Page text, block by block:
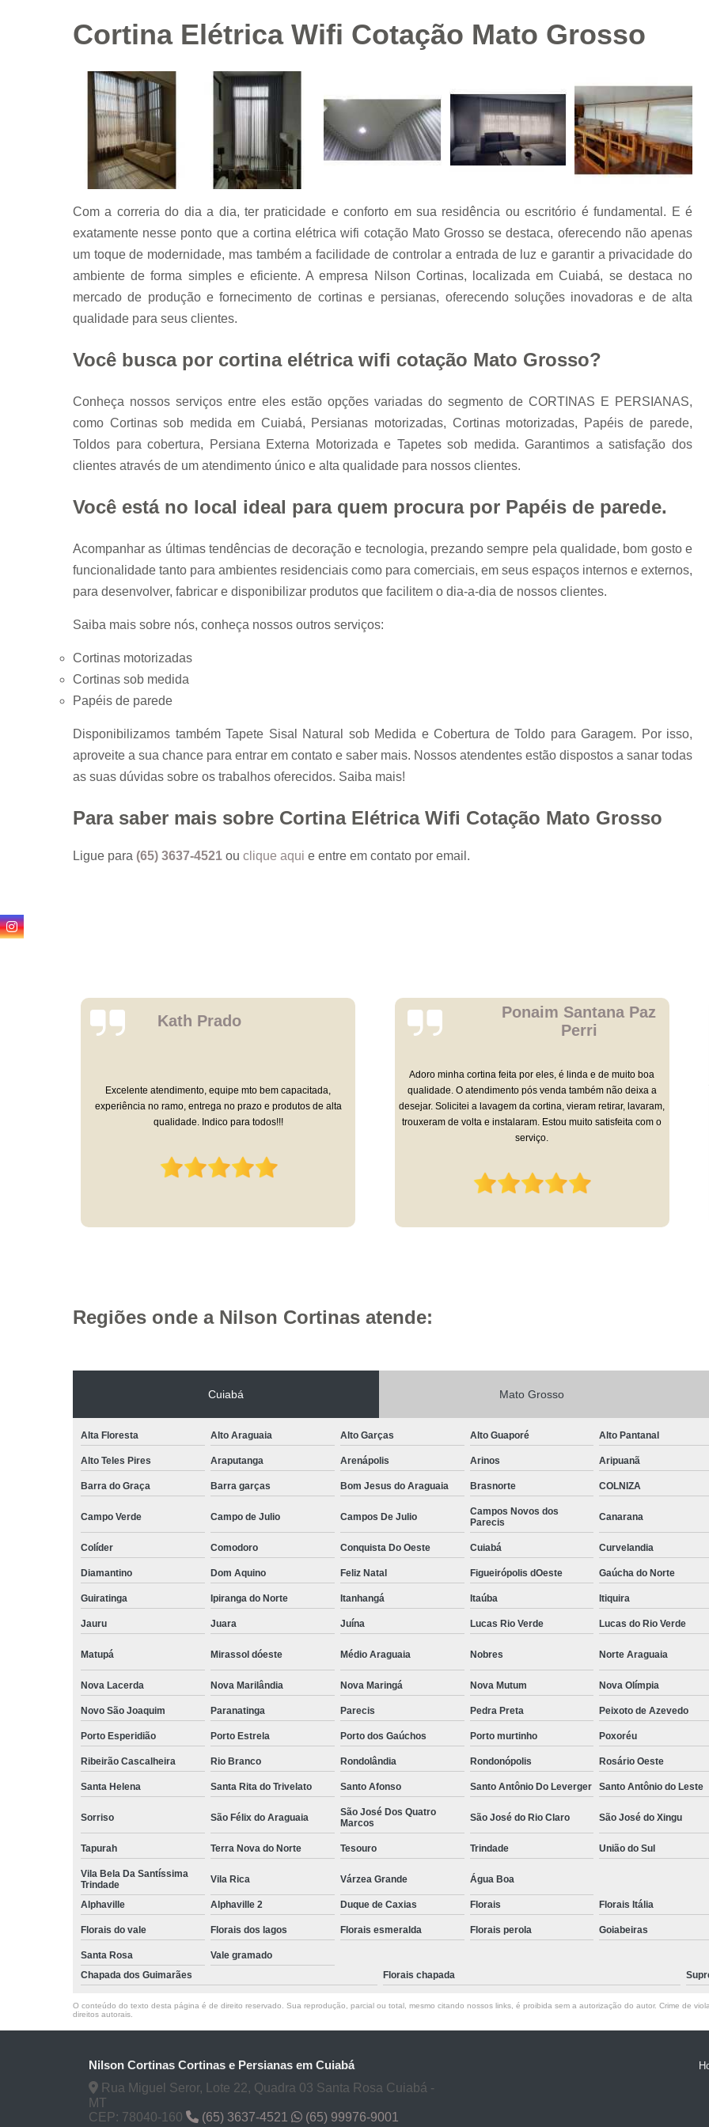
Papel de Parede para Quarto de
Persiana Automatizada
Persiana Automatizada
Persiana Elétrica Controle Remoto
Persiana Externa Motorizada
Persiana
Persiana Double Vision sob Medida
Persiana Horizontal sob Medida
Persiana
Persiana Romana sob Medida
Persiana sob Medida Mato Grosso
Tapete Felpudo sob Medida
Tapete
Tapete Sisal Natural sob Medida
Tapete sob Medida Cuiabá
Cobertura Toldo para Garagem
Toldo e Cobertura
Toldo e Cobertura
Toldo para Cobertura
Cortina Elétrica Wifi Cotação Mato Grosso
Com a correria do dia a dia, ter praticidade e conforto em sua residência ou escritório é fundamental. E é
exatamente nesse ponto que a cortina elétrica wifi cotação Mato Grosso se destaca, oferecendo não apenas
um toque de modernidade, mas também a facilidade de controlar a entrada de luz e garantir a privacidade do
ambiente de forma simples e eficiente. A empresa Nilson Cortinas, localizada em Cuiabá, se destaca no
mercado de produção e fornecimento de cortinas e persianas, oferecendo soluções inovadoras e de alta
qualidade para seus clientes.
Você busca por cortina elétrica wifi cotação Mato Grosso?
Conheça nossos serviços entre eles estão opções variadas do segmento de CORTINAS E PERSIANAS,
como Cortinas sob medida em Cuiabá, Persianas motorizadas, Cortinas motorizadas, Papéis de parede,
Toldos para cobertura, Persiana Externa Motorizada e Tapetes sob medida. Garantimos a satisfação dos
clientes através de um atendimento único e alta qualidade para nossos clientes.
Você está no local ideal para quem procura por Papéis de parede.
Acompanhar as últimas tendências de decoração e tecnologia, prezando sempre pela qualidade, bom gosto e
funcionalidade tanto para ambientes residenciais como para comerciais, em seus espaços internos e externos,
para desenvolver, fabricar e disponibilizar produtos que facilitem o dia-a-dia de nossos clientes.
Saiba mais sobre nós, conheça nossos outros serviços:
Cortinas motorizadas
Cortinas sob medida
Papéis de parede
Disponibilizamos também Tapete Sisal Natural sob Medida e Cobertura de Toldo para Garagem. Por isso,
aproveite a sua chance para entrar em contato e saber mais. Nossos atendentes estão dispostos a sanar todas
as suas dúvidas sobre os trabalhos oferecidos. Saiba mais!
Para saber mais sobre Cortina Elétrica Wifi Cotação Mato Grosso
Ligue para (65) 3637-4521 ou clique aqui e entre em contato por email.
Ponaim Santana Paz
qualidade. O atendimento pós venda também não deixa a
desejar. Solicitei a lavagem da cortina, vieram retirar, lavaram,
trouxeram de volta e instalaram. Estou muito satisfeita com o
Carlos
Eduardo
A diferença dessa empresa é o seu atendimento personalizado.
O proprietário da Empresa que vem à sua residência fazer o
orçamento e a execução dos serviços saem hiper bem feitos.
Regiões onde a Nilson Cortinas atende:
Cuiabá Mato Grosso
Alta Floresta Alto Araguaia Alto Garças Alto Guaporé Alto Pantanal
Alto Teles Pires Araputanga Arenápolis Arinos Aripuanã
Barra do Graça Barra garças Bom Jesus do Araguaia Brasnorte COLNIZA
Campo Verde Campo de Julio Campos De Julio
Campos Novos dos
Parecis
Canarana
Colíder Comodoro Conquista Do Oeste Cuiabá Curvelandia
Diamantino Dom Aquino Feliz Natal Figueirópolis dOeste Gaúcha do Norte
Guiratinga Ipiranga do Norte Itanhangá Itaúba Itiquira
Jauru Juara Juína Lucas Rio Verde Lucas do Rio Verde
Matupá Mirassol dóeste Médio Araguaia Nobres Norte Araguaia
Nova Lacerda Nova Marilândia Nova Maringá Nova Mutum Nova Olímpia
Novo São Joaquim Paranatinga Parecis Pedra Preta Peixoto de Azevedo
Porto Esperidião Porto Estrela Porto dos Gaúchos Porto murtinho Poxoréu
Ribeirão Cascalheira Rio Branco Rondolândia Rondonópolis Rosário Oeste
Santa Helena Santa Rita do Trivelato Santo Afonso Santo Antônio Do Leverger Santo Antônio do Leste
Sorriso São Félix do Araguaia
São José Dos Quatro
Marcos
São José do Rio Claro São José do Xingu
Tapurah Terra Nova do Norte Tesouro Trindade União do Sul
Vila Bela Da Santíssima
Trindade
Vila Rica Várzea Grande Água Boa
Alphaville Alphaville 2 Duque de Caxias Florais Florais Itália
Florais do vale Florais dos lagos Florais esmeralda Florais perola Goiabeiras
Santa Rosa
Vale gramado
Chapada dos Guimarães
Florais chapada
O conteúdo do texto desta página é de direito reservado. Sua reprodução, parcial ou total, mesmo citando nossos links, é proibida sem a autorização do autor. Crime de
direitos autorais
Nilson Cortinas Cortinas e Persianas em Cuiabá
Rua Miguel Seror, Lote 22, Quadra 03 Santa Rosa Cuiabá -
MT
CEP: 78040-160
(65) 3637-4521 (65) 99976-9001